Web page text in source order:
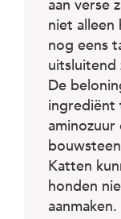
aan verse
niet alleen
nog eens
uitsluitend
De
ingrediënt
Katten
honden